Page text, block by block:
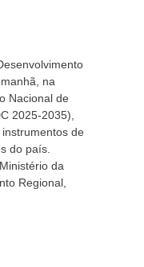
na
Nacional de
2025-2035),
de
do país.
da
Regional,